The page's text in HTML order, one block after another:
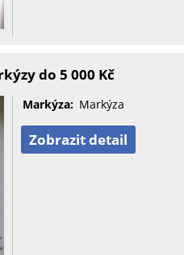
do 5 000 Kč
Markýza: Markýza
Zobrazit detail